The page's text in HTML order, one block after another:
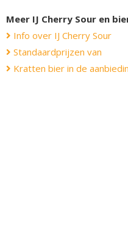
Meer IJ Cherry Sour en
Info over IJ Cherry Sour
Standaardprijzen van
Kratten bier in de